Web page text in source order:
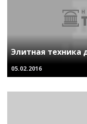
Элитная техника
05.02.2016